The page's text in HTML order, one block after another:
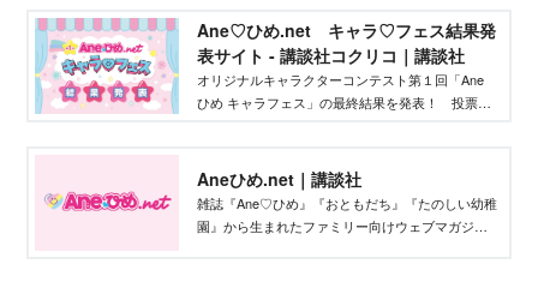
作りたいクリエイターを応援するイベントです！
Ane♡ひめ.net キャラ♡フェス結果発
表サイト - 講談社コクリコ｜講談社
オリジナルキャラクターコンテスト第１回「Ane
ひめ キャラフェス」の最終結果を発表！ 投票結
しました。
Aneひめ.net｜講談社
雑誌『Ane♡ひめ』『おともだち』『たのしい幼稚
園』から生まれたファミリー向けウェブマガジ